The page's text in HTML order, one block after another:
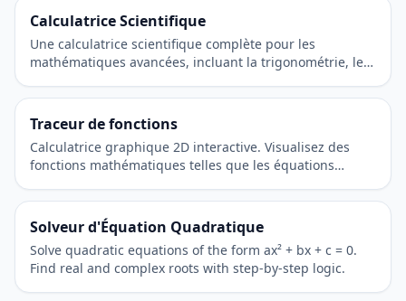
Calculatrice Scientifique
Une calculatrice scientifique complète pour les
mathématiques avancées, incluant la trigonométrie, les
Traceur de fonctions
Calculatrice graphique 2D interactive. Visualisez des
fonctions mathématiques telles que les équations
Solveur d'Équation Quadratique
Solve quadratic equations of the form ax² + bx + c = 0.
Find real and complex roots with step-by-step logic.